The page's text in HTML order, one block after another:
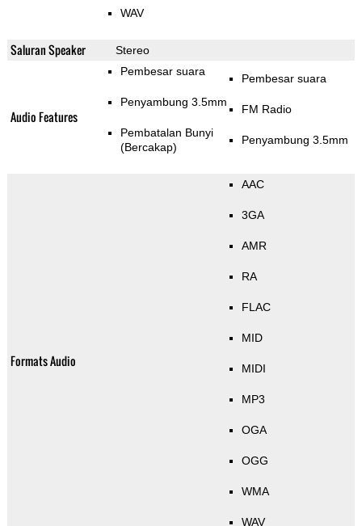
WAV
Saluran Speaker Stereo
Audio Features
Pembesar suara
Penyambung 3.5mm
Pembatalan Bunyi
(Bercakap)
Pembesar suara
FM Radio
Penyambung 3.5mm
Formats Audio
AAC
3GA
AMR
RA
FLAC
MID
MIDI
MP3
OGA
OGG
WMA
WAV